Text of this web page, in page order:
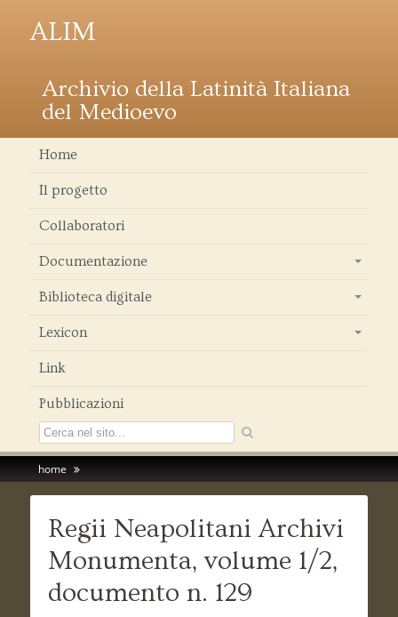
ALIM
Archivio della Latinità Italiana
del Medioevo
Home
Il progetto
Collaboratori
Documentazione
Biblioteca digitale
Lexicon
Link
Pubblicazioni
home
Regii Neapolitani Archivi
Monumenta, volume 1/2,
documento n. 129